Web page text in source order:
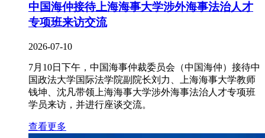
中国海仲接待上海海事大学涉外海事法治人才
专项班来访交流
2026-07-10
7月10日下午，中国海事仲裁委员会（中国海仲）接待中
国政法大学国际法学院副院长刘力、上海海事大学教师
钱坤、沈凡带领上海海事大学涉外海事法治人才专项班
学员来访，并进行座谈交流。
查看更多